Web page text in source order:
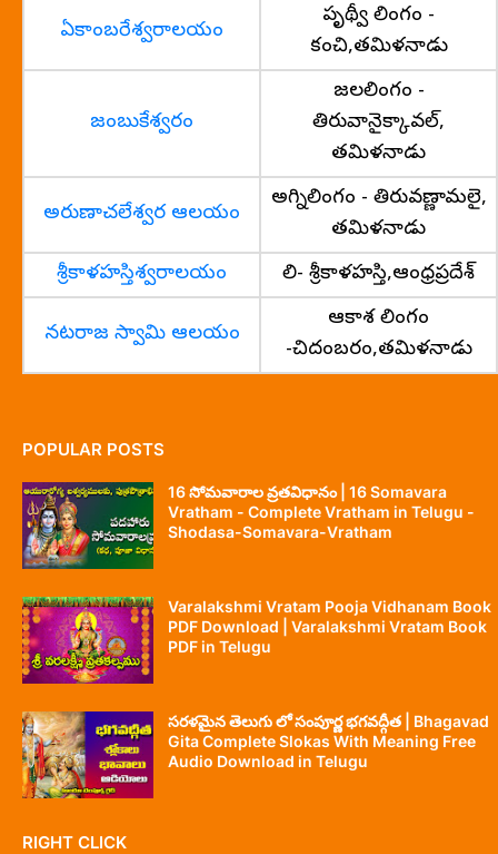
ఏకాంబరేశ్వరాలయం
పృథ్వీ లింగం -
కంచి,తమిళనాడు
జంబుకేశ్వరం
జలలింగం -
తిరువానైక్కావల్,
తమిళనాడు
అరుణాచలేశ్వర ఆలయం
అగ్నిలింగం - తిరువణ్ణామలై,
తమిళనాడు
శ్రీకాళహస్తిశ్వరాలయం
గాలి- శ్రీకాళహస్తి,ఆంధ్రప్రదేశ్
నటరాజ స్వామి ఆలయం
ఆకాశ లింగం
-చిదంబరం,తమిళనాడు
POPULAR POSTS
16 సోమవారాల వ్రతవిధానం | 16 Somavara
Vratham - Complete Vratham in Telugu -
Shodasa-Somavara-Vratham
Varalakshmi Vratam Pooja Vidhanam Book
PDF Download | Varalakshmi Vratam Book
PDF in Telugu
సరళమైన తెలుగు లో సంపూర్ణ భగవద్గీత | Bhagavad
Gita Complete Slokas With Meaning Free
Audio Download in Telugu
RIGHT CLICK